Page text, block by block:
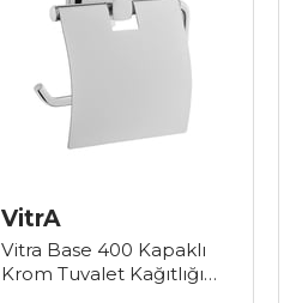
VitrA
Vitra Base 400 Kapaklı
Krom Tuvalet Kağıtlığı